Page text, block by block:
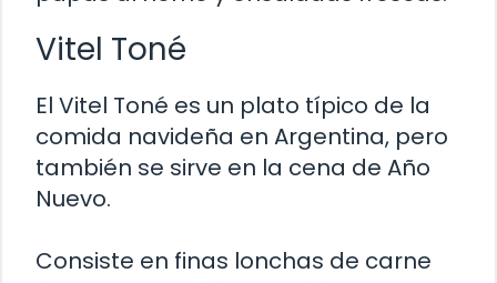
Vitel Toné
El Vitel Toné es un plato típico de la
comida navideña en Argentina, pero
también se sirve en la cena de Año
Nuevo.
Consiste en finas lonchas de carne